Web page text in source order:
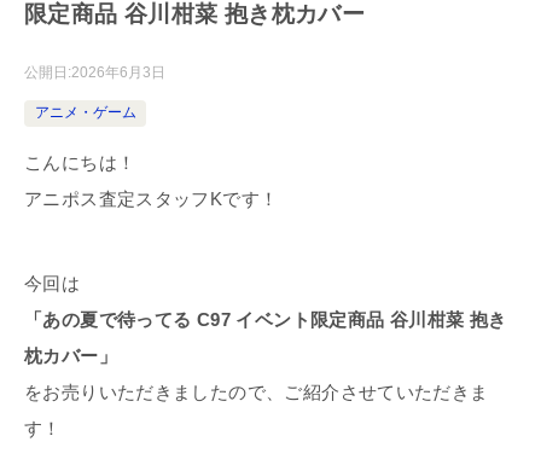
限定商品 谷川柑菜 抱き枕カバー
公開日:2026年6月3日
アニメ・ゲーム
こんにちは！
アニポス査定スタッフKです！
今回は
「あの夏で待ってる C97 イベント限定商品 谷川柑菜 抱き
枕カバー」
をお売りいただきましたので、ご紹介させていただきま
す！